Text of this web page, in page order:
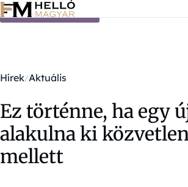
Ugrás a tartalomra
Hírek Aktuális
Ez történne, ha egy
alakulna ki
mellett